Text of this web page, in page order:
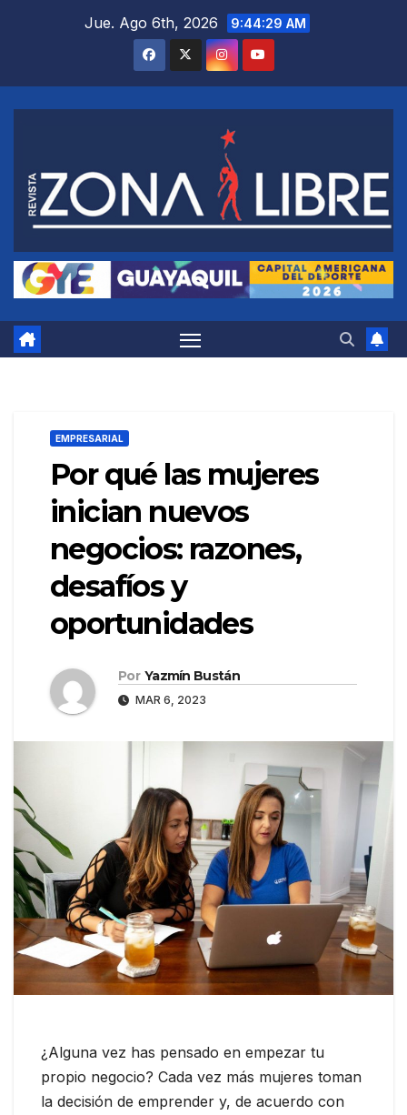
Jue. Ago 6th, 2026 9:44:30 AM
EMPRESARIAL
Por qué las mujeres
inician nuevos
negocios: razones,
desafíos y
oportunidades
Por Yazmín Bustán
MAR 6, 2023
¿Alguna vez has pensado en empezar tu
propio negocio? Cada vez más mujeres toman
la decisión de emprender y, de acuerdo con